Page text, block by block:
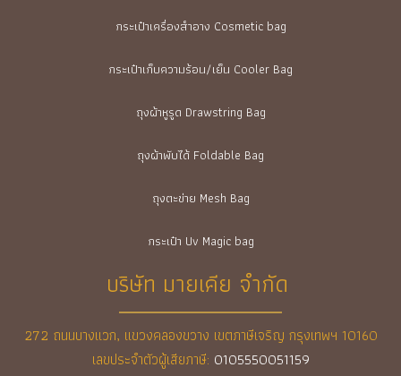
กระเป๋าเครื่องสำอาง Cosmetic bag
กระเป๋าเก็บความร้อน/เย็น Cooler Bag
ถุงผ้าหูรูด Drawstring Bag
ถุงผ้าพับได้ Foldable Bag
ถุงตะข่าย Mesh Bag
กระเป๋า Uv Magic bag
บริษัท มายเคีย จำกัด
272 ถนนบางแวก, แขวงคลองขวาง เขตภาษีเจริญ กรุงเทพฯ 10160
เลขประจำตัวผู้เสียภาษี: 0105550051159